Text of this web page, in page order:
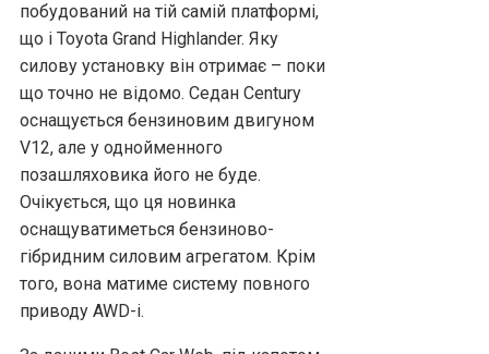
побудований на тій самій платформі,
що і Toyota Grand Highlander. Яку
силову установку він отримає – поки
що точно не відомо. Седан Century
оснащується бензиновим двигуном
V12, але у однойменного
позашляховика його не буде.
Очікується, що ця новинка
оснащуватиметься бензиново-
гібридним силовим агрегатом. Крім
того, вона матиме систему повного
приводу AWD-i.